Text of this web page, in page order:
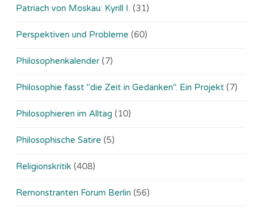
Patriach von Moskau: Kyrill I. (31)
Perspektiven und Probleme (60)
Philosophenkalender (7)
Philosophie fasst "die Zeit in Gedanken". Ein Projekt (7)
Philosophieren im Alltag (10)
Philosophische Satire (5)
Religionskritik (408)
Remonstranten Forum Berlin (56)